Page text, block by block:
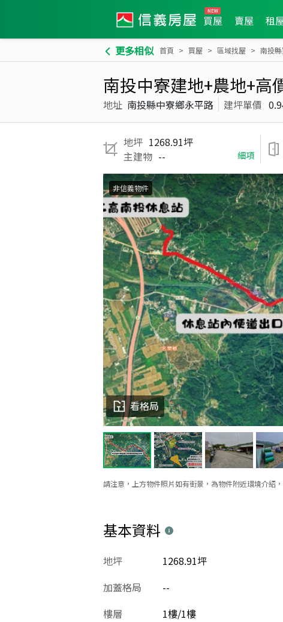
買屋 賣屋 租
更多相似 首頁 買屋 區域找屋 南投
南投中寮建地+農地+高
地址 南投縣中寮鄉永平路 建坪單價
地坪 1268.91坪
主建物 -- 細項
請注意，上方物件照片如有街景，為物件附近環境介紹
看格局
非信義物件
基本資料
地坪 1268.91坪
加蓋格局
--
樓層
1樓/1樓